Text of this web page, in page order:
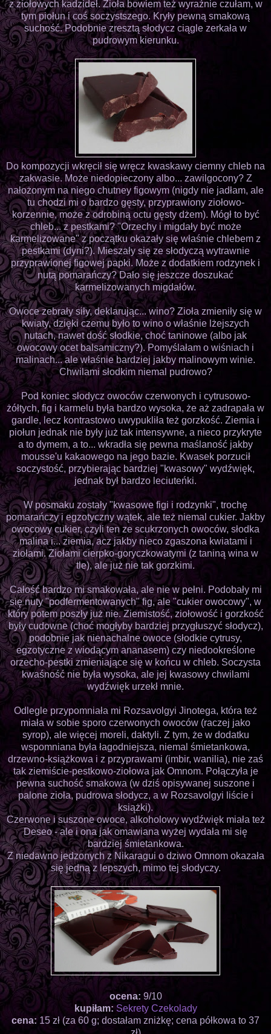
z ziołowych kadzideł. Zioła bowiem też wyraźnie czułam, w
tym piołun i coś soczystszego. Kryły pewną smakową
suchość. Podobnie zresztą słodycz ciągle zerkała w
pudrowym kierunku.
Do kompozycji wkręcił się wręcz kwaskawy ciemny chleb na
zakwasie. Może niedopieczony albo... zawilgocony? Z
nałożonym na niego chutney figowym (nigdy nie jadłam, ale
tu chodzi mi o bardzo gęsty, przyprawiony ziołowo-
korzennie, może z odrobiną octu gęsty dżem). Mógł to być
chleb... z pestkami? "Orzechy i migdały być może
karmelizowane" z początku okazały się właśnie chlebem z
pestkami (dyni?). Mieszały się ze słodyczą wytrawnie
przyprawionej figowej papki. Może z dodatkiem rodzynek i
nutą pomarańczy? Dało się jeszcze doszukać
karmelizowanych migdałów.
Owoce zebrały siły, deklarując... wino? Zioła zmieniły się w
kwiaty, dzięki czemu było to wino o właśnie lżejszych
nutach, nawet dość słodkie, choć taninowe (albo jak
owocowy ocet balsamiczny?). Pomyślałam o wiśniach i
malinach... ale właśnie bardziej jakby malinowym winie.
Chwilami słodkim niemal pudrowo?
Pod koniec słodycz owoców czerwonych i cytrusowo-
żółtych, fig i karmelu była bardzo wysoka, że aż zadrapała w
gardle, lecz kontrastowo uwypukliła też gorzkość. Ziemia i
piołun jednak nie były już tak intensywne, a nieco przykryte
a to dymem, a to... wkradła się pewna maślaność jakby
mousse'u kakaowego na jego bazie. Kwasek porzucił
soczystość, przybierając bardziej "kwasowy" wydźwięk,
jednak był bardzo leciuteńki.
W posmaku zostały "kwasowe figi i rodzynki", trochę
pomarańczy i egzotyczny wątek, ale też niemal cukier. Jakby
owocowy cukier, czyli ten ze scukrzonych owoców, słodka
malina i... ziemia, acz jakby nieco zgaszona kwiatami i
ziołami. Ziołami cierpko-goryczkowatymi (z taniną wina w
tle), ale już nie tak gorzkimi.
Całość bardzo mi smakowała, ale nie w pełni. Podobały mi
się nuty "podfermentowanych" fig, ale "cukier owocowy", w
który potem poszły już nie. Ziemistość, ziołowość i gorzkość
były cudowne (choć mogłyby bardziej przygłuszyć słodycz),
podobnie jak nienachalne owoce (słodkie cytrusy,
egzotyczne z wiodącym ananasem) czy niedookreślone
orzecho-pestki zmieniające się w końcu w chleb. Soczysta
kwaśność nie była wysoka, ale jej kwasowy chwilami
wydźwięk urzekł mnie.
Odlegle przypomniała mi Rozsavolgyi Jinotega, która też
miała w sobie sporo czerwonych owoców (raczej jako
syrop), ale więcej moreli, daktyli. Z tym, że w dodatku
wspomniana była łagodniejsza, niemal śmietankowa,
drzewno-książkowa i z przyprawami (imbir, wanilia), nie zaś
tak ziemiście-pestkowo-ziołowa jak Omnom. Połączyła je
pewna suchość smakowa (w dziś opisywanej suszone i
palone zioła, pudrowa słodycz, a w Rozsavolgyi liście i
książki).
Czerwone i suszone owoce, alkoholowy wydźwięk miała też
Deseo - ale i ona jak omawiana wyżej wydała mi się
bardziej śmietankowa.
Z niedawno jedzonych z Nikaragui o dziwo Omnom okazała
się jedną z lepszych, mimo tej słodyczy.
ocena: 9/10
kupiłam: Sekrety Czekolady
cena: 15 zł (za 60 g; dostałam zniżkę; cena półkowa to 37